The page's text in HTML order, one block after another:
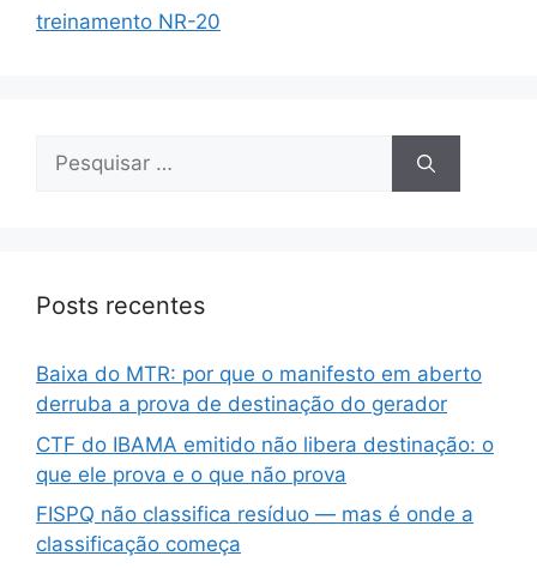
treinamento NR-20
Posts recentes
Baixa do MTR: por que o manifesto em aberto
derruba a prova de destinação do gerador
CTF do IBAMA emitido não libera destinação: o
que ele prova e o que não prova
FISPQ não classifica resíduo — mas é onde a
classificação começa